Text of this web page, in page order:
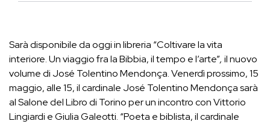
Sarà disponibile da oggi in libreria “Coltivare la vita
interiore. Un viaggio fra la Bibbia, il tempo e l’arte”, il nuovo
volume di José Tolentino Mendonça. Venerdì prossimo, 15
maggio, alle 15, il cardinale José Tolentino Mendonça sarà
al Salone del Libro di Torino per un incontro con Vittorio
Lingiardi e Giulia Galeotti. “Poeta e biblista, il cardinale